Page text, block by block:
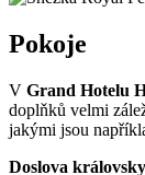
Pokoje
V Grand Hotelu
doplňků velmi
jakými jsou
Doslova královsky